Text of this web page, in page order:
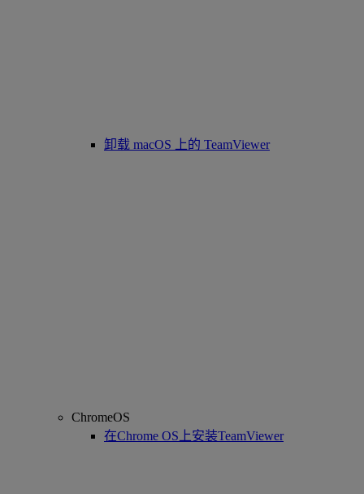
卸载 macOS 上的 TeamViewer
ChromeOS
在Chrome OS上安装TeamViewer